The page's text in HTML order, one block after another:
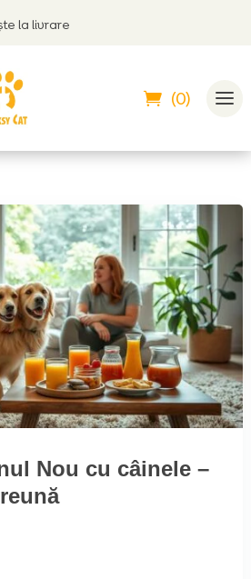
livrare
(0)
Nou cu câinele –